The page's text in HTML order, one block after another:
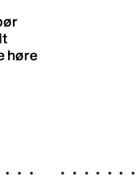
høre